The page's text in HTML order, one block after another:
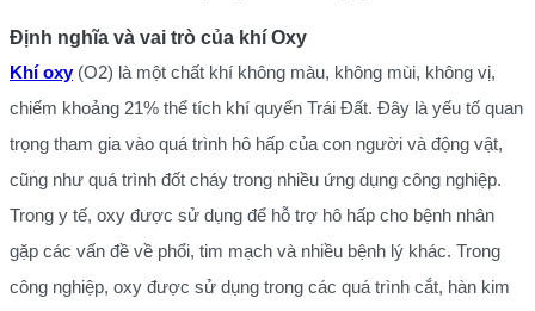
Định nghĩa và vai trò của khí Oxy
Khí oxy(O2) là một chất khí không màu, không mùi, không vị,
chiếm khoảng 21% thể tích khí quyển Trái Đất. Đây là yếu tố quan
trọng tham gia vào quá trình hô hấp của con người và động vật,
cũng như quá trình đốt cháy trong nhiều ứng dụng công nghiệp.
Trong y tế, oxy được sử dụng để hỗ trợ hô hấp cho bệnh nhân
gặp các vấn đề về phổi, tim mạch và nhiều bệnh lý khác. Trong
công nghiệp, oxy được sử dụng trong các quá trình cắt, hàn kim